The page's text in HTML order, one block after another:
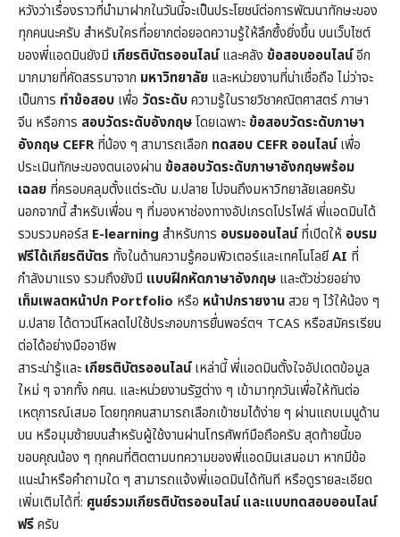
หวังว่าเรื่องราวที่นำมาฝากในวันนี้จะเป็นประโยชน์ต่อการพัฒนาทักษะของ
ทุกคนนะครับ สำหรับใครที่อยากต่อยอดความรู้ให้ลึกซึ้งยิ่งขึ้น บนเว็บไซต์
ของพี่แอดมินยังมี เกียรติบัตรออนไลน์และคลัง ข้อสอบออนไลน์อีก
มากมายที่คัดสรรมาจาก มหาวิทยาลัย และหน่วยงานที่น่าเชื่อถือ ไม่ว่าจะ
เป็นการ ทำข้อสอบ เพื่อ วัดระดับความรู้ในรายวิชาคณิตศาสตร์ภาษา
จีน หรือการ สอบวัดระดับอังกฤษโดยเฉพาะข้อสอบวัดระดับภาษา
อังกฤษ CEFRที่น้อง ๆ สามารถเลือก ทดสอบ CEFR ออนไลน์เพื่อ
ประเมินทักษะของตนเองผ่าน ข้อสอบวัดระดับภาษาอังกฤษพร้อม
เฉลย ที่ครอบคลุมตั้งแต่ระดับ ม.ปลาย ไปจนถึงมหาวิทยาลัยเลยครับ
นอกจากนี้ สำหรับเพื่อน ๆ ที่มองหาช่องทางอัปเกรดโปรไฟล์ พี่แอดมินได้
รวบรวมคอร์ส E-learning สำหรับการ อบรมออนไลน์ที่เปิดให้ อบรม
ฟรีได้เกียรติบัตร ทั้งในด้านความรู้คอมพิวเตอร์และเทคโนโลยีAI ที่
กำลังมาแรง รวมถึงยังมี แบบฝึกหัดภาษาอังกฤษ และตัวช่วยอย่าง
เท็มเพลตหน้าปก Portfolio หรือ หน้าปกรายงานสวย ๆ ไว้ให้น้อง ๆ
ม.ปลาย ได้ดาวน์โหลดไปใช้ประกอบการยื่นพอร์ตฯ TCAS หรือสมัครเรียน
ต่อได้อย่างมืออาชีพ
สาระน่ารู้และ เกียรติบัตรออนไลน์เหล่านี้ พี่แอดมินตั้งใจอัปเดตข้อมูล
ใหม่ ๆ จากทั้ง กศน. และหน่วยงานรัฐต่าง ๆ เข้ามาทุกวันเพื่อให้ทันต่อ
เหตุการณ์เสมอ โดยทุกคนสามารถเลือกเข้าชมได้ง่าย ๆ ผ่านแถบเมนูด้าน
บน หรือมุมซ้ายบนสำหรับผู้ใช้งานผ่านโทรศัพท์มือถือครับ สุดท้ายนี้ขอ
ขอบคุณน้อง ๆ ทุกคนที่ติดตามบทความของพี่แอดมินเสมอมา หากมีข้อ
แนะนำหรือคำถามใด ๆ สามารถแจ้งพี่แอดมินได้ทันที หรือดูรายละเอียด
เพิ่มเติมได้ที่: ศูนย์รวมเกียรติบัตรออนไลน์ และแบบทดสอบออนไลน์
ฟรีครับ